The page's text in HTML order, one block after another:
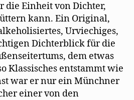
die Einheit von Dichter,
kann. Ein Original,
Urviechiges,
Dichterblick für die
dem etwas
Klassisches entstammt wie
war er nur ein Münchner
einer von den